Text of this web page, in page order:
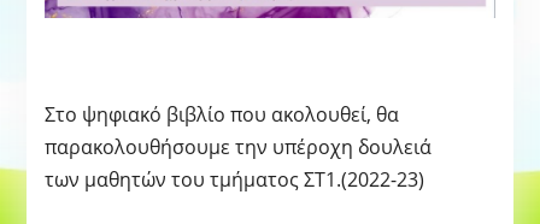
Στο ψηφιακό βιβλίο που ακολουθεί, θα
παρακολουθήσουμε την υπέροχη δουλειά
των μαθητών του τμήματος ΣΤ1.(2022-23)